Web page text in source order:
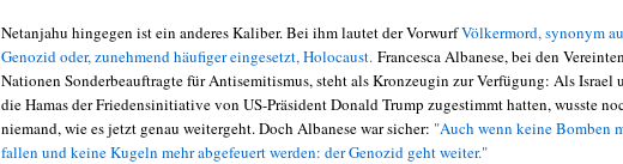
Netanjahu hingegen ist ein anderes Kaliber. Bei ihm lautet der VorwurfVölkermord, synonym
Genozid oder, zunehmend häufiger eingesetzt, Holocaust. Francesca Albanese, bei den Vereinten
Nationen Sonderbeauftragte für Antisemitismus, steht als Kronzeugin zur Verfügung: Als Israel
die Hamas der Friedensinitiative von US-Präsident Donald Trump zugestimmt hatten, wusste
niemand, wie es jetzt genau weitergeht. Doch Albanese war sicher: "Auch wenn keine Bomben
fallen und keine Kugeln mehr abgefeuert werden: der Genozid geht weiter."